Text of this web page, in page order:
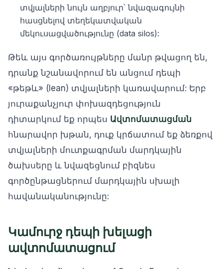
տվյալների նույն աղբյուր՝ նվազագույնի
հասցնելով տեղեկատվական
մեկուսացվածությունը (data silos):
Թեև այս գործառույթները մանր թվացող են,
դրանք նշանավորում են անցում դեպի
«թեթև» (lean) տվյալների կառավարում: Երբ
յուրաքանչյուր փոխազդեցություն
դիտարկում եք որպես Ավտոմատացման
հնարավոր խթան, դուք կրճատում եք ձեռքով
տվյալների մուտքագրման մարդկային
ծախսերը և նվազեցնում բիզնես
գործընթացներում մարդկային սխալի
հավանականությունը:
Կամուրջ դեպի խելացի
ավտոմատացում